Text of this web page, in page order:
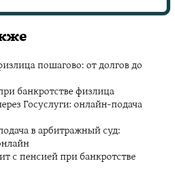
пошагово: от долгов до
банкротстве физлица
Госуслуги: онлайн-подача
в арбитражный суд:
с пенсией при банкротстве